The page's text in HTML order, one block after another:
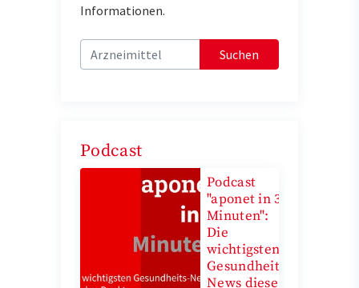
Informationen.
Suchen
Podcast
Podcast
"aponet in 3
Minuten":
Die
wichtigsten
Gesundheits-
News diese